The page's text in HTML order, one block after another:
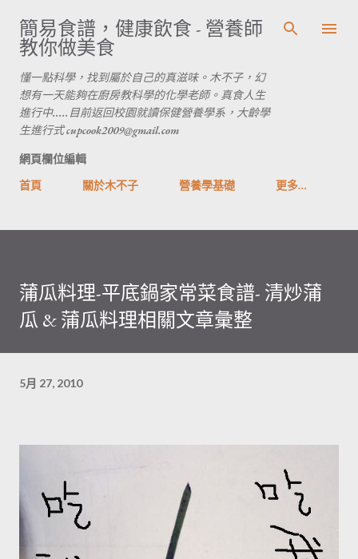
跳到主要內容
簡易食譜，健康飲食 - 營養師
教你做美食
懂一點科學，找到屬於自己的真滋味。木不子，幻
想有一天能夠在廚房教科學的化學老師。真食人生
進行中.....目前返回校園就讀保健營養學系，大齡學
生進行式 cupcook2009@gmail.com
網頁欄位編輯
首頁
關於木不子 營養學基礎 更多…
蒲瓜料理-平底鍋家常菜食譜- 清炒蒲
瓜 & 蒲瓜料理相關文章彙整
5月 27, 2010